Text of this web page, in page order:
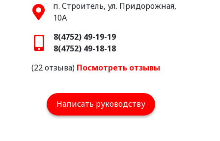
п. Строитель, ул. Придорожная,
10А
8(4752) 49-19-19
8(4752) 49-18-18
(22 отзыва) Посмотреть отзывы
Написать руководству